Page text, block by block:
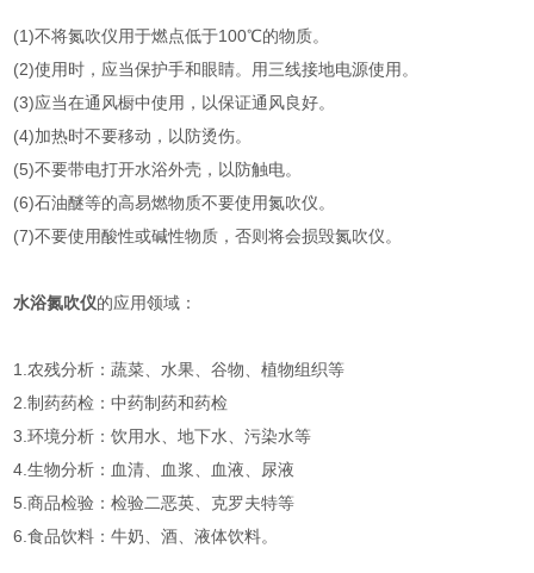
(1)不将氮吹仪用于燃点低于100℃的物质。
(2)使用时，应当保护手和眼睛。用三线接地电源使用。
(3)应当在通风橱中使用，以保证通风良好。
(4)加热时不要移动，以防烫伤。
(5)不要带电打开水浴外壳，以防触电。
(6)石油醚等的高易燃物质不要使用氮吹仪。
(7)不要使用酸性或碱性物质，否则将会损毁氮吹仪。
水浴氮吹仪的应用领域：
1.农残分析：蔬菜、水果、谷物、植物组织等
2.制药药检：中药制药和药检
3.环境分析：饮用水、地下水、污染水等
4.生物分析：血清、血浆、血液、尿液
5.商品检验：检验二恶英、克罗夫特等
6.食品饮料：牛奶、酒、液体饮料。